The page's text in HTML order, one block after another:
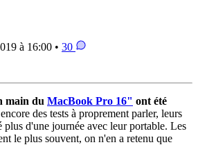
à 16:00 • 30
main du MacBook Pro 16" ont été
des tests à proprement parler, leurs
plus d'une journée avec leur portable. Les
le plus souvent, on n'en a retenu que